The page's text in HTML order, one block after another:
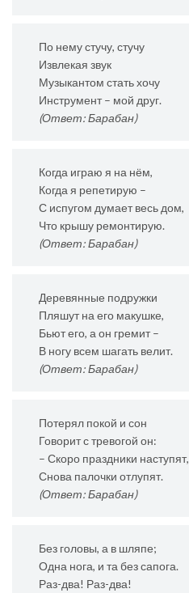
По нему стучу, стучу
Извлекая звук
Музыкантом стать хочу
Инструмент – мой друг.
(Ответ: Барабан)
Когда играю я на нём,
Когда я репетирую –
С испугом думает весь дом,
Что крышу ремонтирую.
(Ответ: Барабан)
Деревянные подружки
Пляшут на его макушке,
Бьют его, а он гремит –
В ногу всем шагать велит.
(Ответ: Барабан)
Потерял покой и сон
Говорит с тревогой он:
– Скоро праздники наступят,
Снова палочки отлупят.
(Ответ: Барабан)
Без головы, а в шляпе;
Одна нога, и та без сапога.
Раз-два! Раз-два!